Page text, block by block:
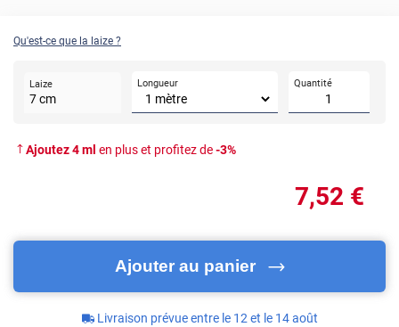
Qu'est-ce que la laize ?
Laize
7cm
Longueur Quantité
Ajoutez4ml en plus et profitez de-3%
7,52 €
Ajouter au panier
Livraison prévue entre le 12 et le 14 août